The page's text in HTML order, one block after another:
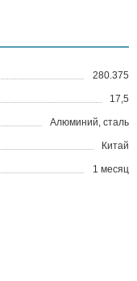
280.375
17,5
Алюминий, сталь
Китай
1 месяц